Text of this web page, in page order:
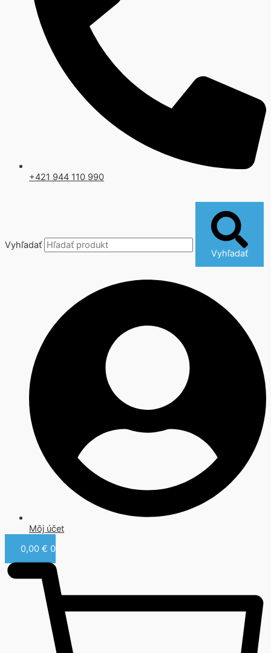
+421 944 110 990
Vyhľadať
Vyhľadať
Môj účet
0,00 € 0